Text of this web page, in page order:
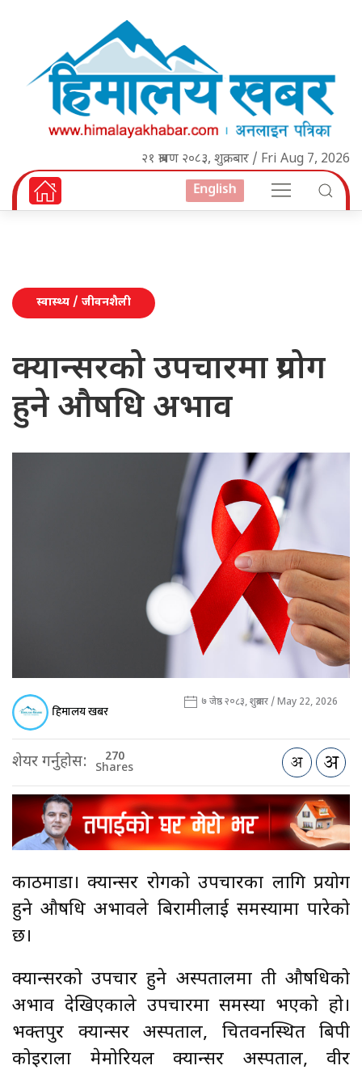
२१ श्रावण २०८३, शुक्रबार / Fri Aug 7, 2026
English
स्वास्थ्य / जीवनशैली
क्यान्सरको उपचारमा प्रयोग
हुने औषधि अभाव
हिमालय खबर ७ जेष्ठ २०८३, शुक्रबार / May 22, 2026
शेयर गर्नुहोस: 270
Shares
काठमाडौँ। क्यान्सर रोगको उपचारका लागि प्रयोग
हुने औषधि अभावले बिरामीलाई समस्यामा पारेको
छ।
क्यान्सरको उपचार हुने अस्पतालमा ती औषधिको
अभाव देखिएकाले उपचारमा समस्या भएको हो।
भक्तपुर क्यान्सर अस्पताल, चितवनस्थित बिपी
कोइराला मेमोरियल क्यान्सर अस्पताल, वीर